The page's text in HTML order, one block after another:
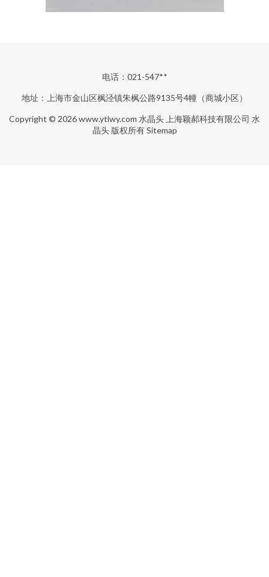
电话：021-547**
地址：上海市金山区枫泾镇朱枫公路9135号4幢（商城小区）
Copyright © 2026www.ytlwy.com 水晶头 上海颖郝科技有限公司 水
晶头版权所有Sitemap